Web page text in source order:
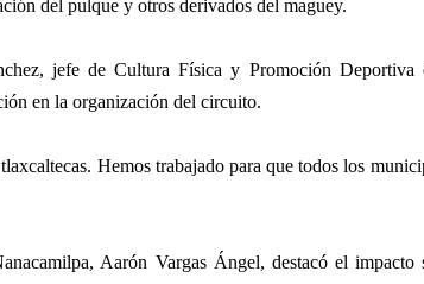
del pulque y otros derivados del maguey.
jefe de Cultura Física y Promoción
en la organización del circuito.
Hemos trabajado para que todos los
Aarón Vargas Ángel, destacó el impacto